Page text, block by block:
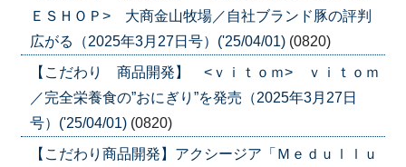
ＥＳＨＯＰ> 大商金山牧場／自社ブランド豚の評判
広がる（2025年3月27日号）('25/04/01) (0820)
【こだわり 商品開発】 <ｖｉｔｏｍ> ｖｉｔｏｍ
／完全栄養食の”おにぎり”を発売（2025年3月27日
号）('25/04/01) (0820)
【こだわり商品開発】アクシージア「Ｍｅｄｕｌｌｕ